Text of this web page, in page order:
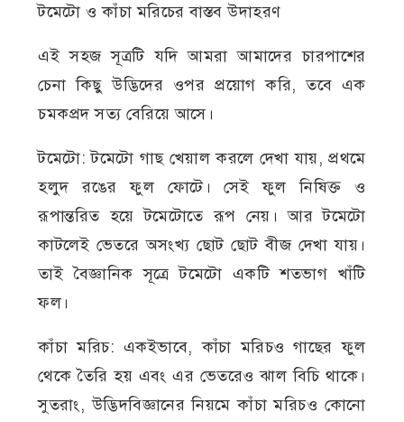
টমেটো ও কাঁচা মরিচের বাস্তব উদাহরণ
এই সহজ সূত্রটি যদি আমরা আমাদের চারপাশের
চেনা কিছু উদ্ভিদের ওপর প্রয়োগ করি, তবে এক
চমকপ্রদ সত্য বেরিয়ে আসে।
টমেটো: টমেটো গাছ খেয়াল করলে দেখা যায়, প্রথমে
হলুদ রঙের ফুল ফোটে। সেই ফুল নিষিক্ত ও
রূপান্তরিত হয়ে টমেটোতে রূপ নেয়। আর টমেটো
কাটলেই ভেতরে অসংখ্য ছোট ছোট বীজ দেখা যায়।
তাই বৈজ্ঞানিক সূত্রে টমেটো একটি শতভাগ খাঁটি
ফল।
কাঁচা মরিচ: একইভাবে, কাঁচা মরিচও গাছের ফুল
থেকে তৈরি হয় এবং এর ভেতরেও ঝাল বিচি থাকে।
সুতরাং, উদ্ভিদবিজ্ঞানের নিয়মে কাঁচা মরিচও কোনো